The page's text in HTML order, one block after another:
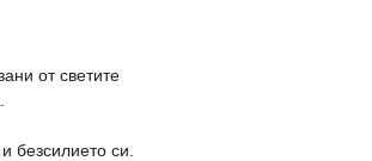
от светите
безсилието си.